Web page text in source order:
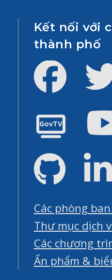
Kết nối với
thành phố
GovTV
GitHub
Các phòng
Thư mục dịch
Các chương
Ấn phẩm &